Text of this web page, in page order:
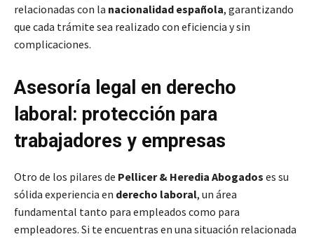
relacionadas con la nacionalidad española, garantizando
que cada trámite sea realizado con eficiencia y sin
complicaciones.
Asesoría legal en derecho
laboral: protección para
trabajadores y empresas
Otro de los pilares de Pellicer & Heredia Abogados es su
sólida experiencia en derecho laboral, un área
fundamental tanto para empleados como para
empleadores. Si te encuentras en una situación relacionada